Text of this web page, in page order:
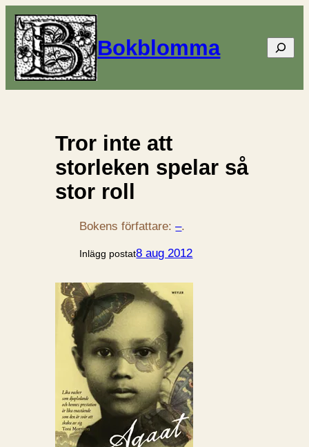
Bokblomma Sök
Tror inte att
storleken spelar så
stor roll
Bokens författare:–.
Inlägg postat8 aug 2012